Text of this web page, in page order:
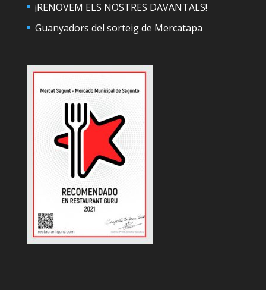
¡RENOVEM ELS NOSTRES DAVANTALS!
Guanyadors del sorteig de Mercatapa